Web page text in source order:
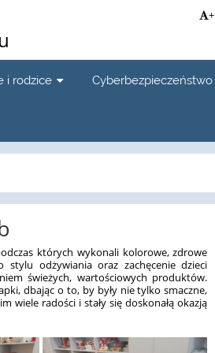
+
i rodzice Cyberbezpieczeństwo
których wykonali kolorowe, zdrowe
stylu odżywiania oraz zachęcenie dzieci
świeżych, wartościowych produktów.
dbając o to, by były nie tylko smaczne,
wiele radości i stały się doskonałą okazją